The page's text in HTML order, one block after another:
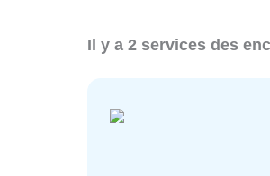
Il y a 2 services des